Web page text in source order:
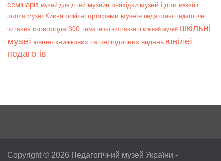
семінарів музей для дітей музейні знахідки музей і діти музей і
школа музеї Києва освітні програми музеїв педагогині педагогічні
читання сковорода 300 тематичні виставки шкільний музей шкільні
музеї ювілеї книжкових та періодичних видань ювілеї
педагогів
Copyright © 2026 Педагогічний музей України -